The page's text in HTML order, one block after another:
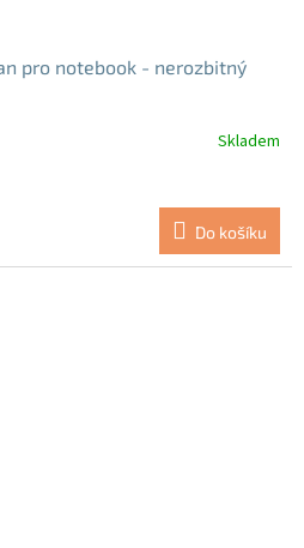
pro notebook - nerozbitný
Skladem
Do košíku